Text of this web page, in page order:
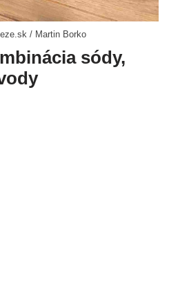
/ Martin Borko
sódy,